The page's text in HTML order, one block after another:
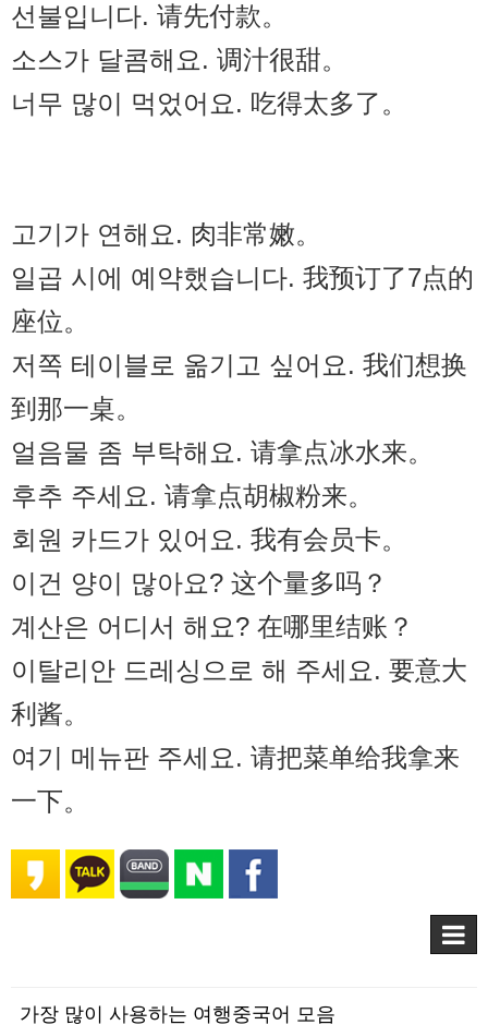
선불입니다. 请先付款。
소스가 달콤해요. 调汁很甜。
너무 많이 먹었어요. 吃得太多了。
고기가 연해요. 肉非常嫩。
일곱 시에 예약했습니다. 我预订了7点的
座位。
저쪽 테이블로 옮기고 싶어요. 我们想换
到那一桌。
얼음물 좀 부탁해요. 请拿点冰水来。
후추 주세요. 请拿点胡椒粉来。
회원 카드가 있어요. 我有会员卡。
이건 양이 많아요? 这个量多吗？
계산은 어디서 해요? 在哪里结账？
이탈리안 드레싱으로 해 주세요. 要意大
利酱。
여기 메뉴판 주세요. 请把菜单给我拿来
一下。
가장 많이 사용하는 여행중국어 모음